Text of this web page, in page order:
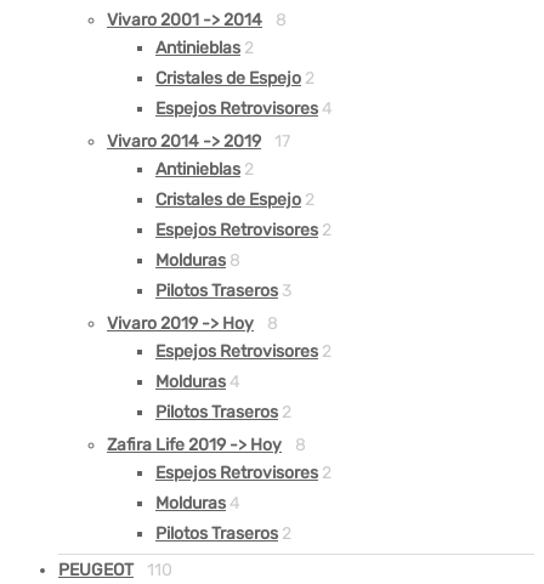
Vivaro 2001 -> 2014
8
Antinieblas 2
Cristales de Espejo 2
Espejos Retrovisores 4
Vivaro 2014 -> 2019
17
Antinieblas 2
Cristales de Espejo 2
Espejos Retrovisores 2
Molduras 8
Pilotos Traseros 3
Vivaro 2019 -> Hoy
8
Espejos Retrovisores 2
Molduras 4
Pilotos Traseros 2
Zafira Life 2019 -> Hoy
8
Espejos Retrovisores 2
Molduras 4
Pilotos Traseros 2
PEUGEOT
110